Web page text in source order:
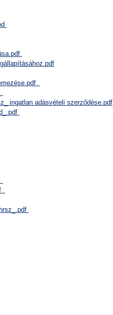
ingatlan adásvételi szerződése.pdf